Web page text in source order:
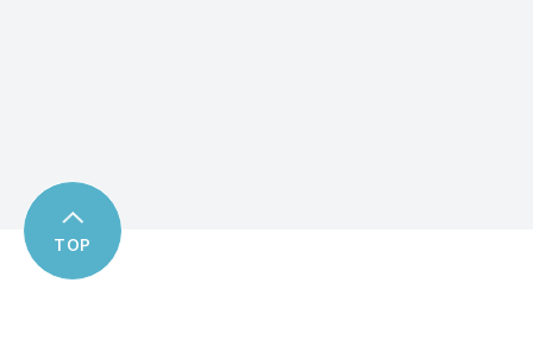
TOP